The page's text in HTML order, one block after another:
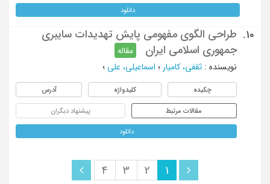
دانلود
10.
طراحی الگوی مفهومی پایش تهدیدات سایبری
جمهوری اسلامی ایران
مقاله
نویسنده : ثقفی، کامیار ؛ اسماعیلی، علی ؛
چکیده کلیدواژه آدرس
مقالات مرتبط پیشنهاد دیگران
دانلود
1
2
3
4